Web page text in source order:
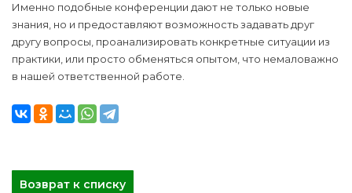
Именно подобные конференции дают не только новые
знания, но и предоставляют возможность задавать друг
другу вопросы, проанализировать конкретные ситуации из
практики, или просто обменяться опытом, что немаловажно
в нашей ответственной работе.
Возврат к списку